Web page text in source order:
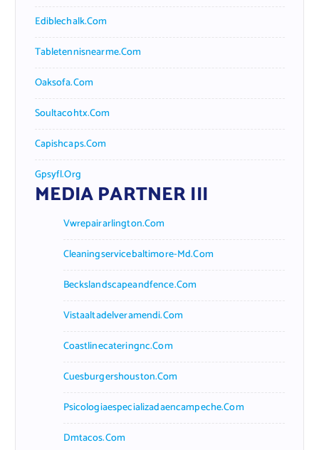
Ediblechalk.com
Tabletennisnearme.com
Oaksofa.com
Soultacohtx.com
Capishcaps.com
Gpsyfl.org
MEDIA PARTNER III
Vwrepairarlington.com
Cleaningservicebaltimore-Md.com
Beckslandscapeandfence.com
Vistaaltadelveramendi.com
Coastlinecateringnc.com
Cuesburgershouston.com
Psicologiaespecializadaencampeche.com
Dmtacos.com